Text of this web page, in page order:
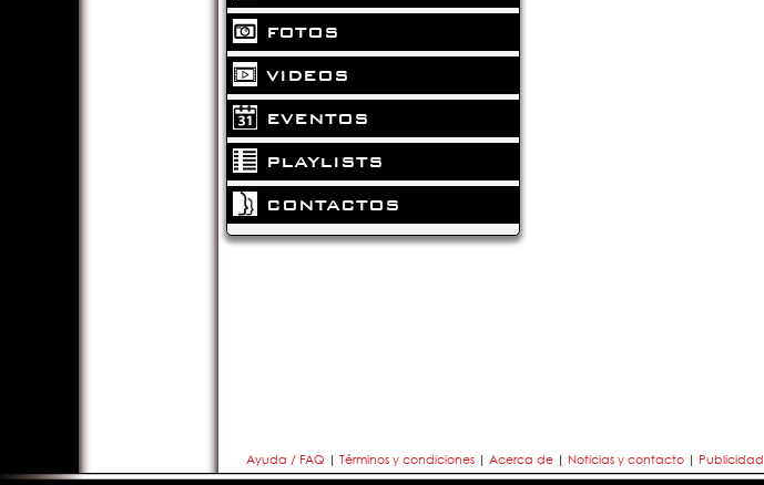
FOTOS
VIDEOS
EVENTOS
PLAYLISTS
CONTACTOS
Ayuda / FAQ | Términos y condiciones | Acerca de | Noticias y contacto | Publicidad